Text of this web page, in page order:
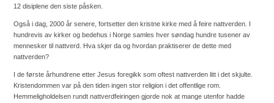
12 disiplene den siste påsken.
Også i dag, 2000 år senere, fortsetter den kristne kirke med å feire nattverden. I
hundrevis av kirker og bedehus i Norge samles hver søndag hundre tusener av
mennesker til nattverd. Hva skjer da og hvordan praktiserer de dette med
nattverden?
I de første århundrene etter Jesus foregikk som oftest nattverden litt i det skjulte.
Kristendommen var på den tiden ingen stor religion i det offentlige rom.
Hemmeligholdelsen rundt nattverdfeiringen gjorde nok at mange utenfor hadde